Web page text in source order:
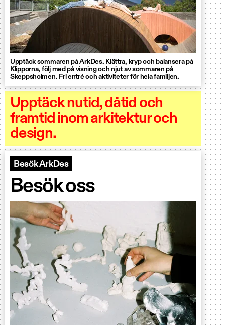
Upptäck sommaren på ArkDes. Klättra, kryp och balansera på
Klipporna, följ med på visning och njut av sommaren på
Skeppsholmen. Fri entré och aktiviteter för hela familjen.
Upptäck nutid, dåtid och
framtid inom arkitektur och
design.
Besök ArkDes
Besök oss